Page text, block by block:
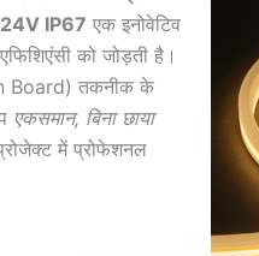
IP67 एक इनोवेटिव
को जोड़ती है।
Board) तकनीक के
एकसमान, बिना छाया
में प्रोफेशनल